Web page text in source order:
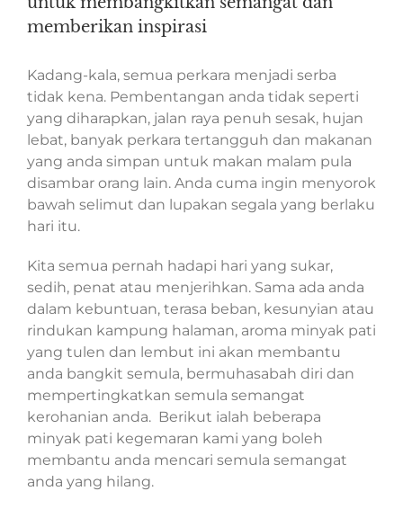
memberikan inspirasi
Kadang-kala, semua perkara menjadi serba
tidak kena. Pembentangan anda tidak seperti
yang diharapkan, jalan raya penuh sesak, hujan
lebat, banyak perkara tertangguh dan makanan
yang anda simpan untuk makan malam pula
disambar orang lain. Anda cuma ingin menyorok
bawah selimut dan lupakan segala yang berlaku
hari itu.
Kita semua pernah hadapi hari yang sukar,
sedih, penat atau menjerihkan. Sama ada anda
dalam kebuntuan, terasa beban, kesunyian atau
rindukan kampung halaman, aroma minyak pati
yang tulen dan lembut ini akan membantu
anda bangkit semula, bermuhasabah diri dan
mempertingkatkan semula semangat
kerohanian anda. Berikut ialah beberapa
minyak pati kegemaran kami yang boleh
membantu anda mencari semula semangat
anda yang hilang.